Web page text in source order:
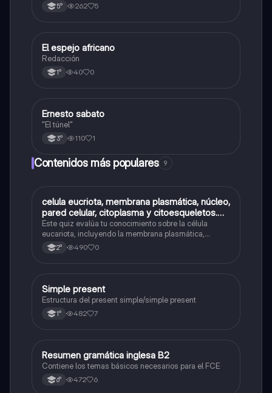
5° 262 5
Lengua
El espejo africano
Redacción
1° 40 0
Lengua
Ernesto sabato
"El túnel"
3° 110 1
Contenidos más populares 9
CBiología
celula eucriota, membrana plasmática, núcleo,
pared celular, citoplasma y citoesqueletos.
nombre se las partes de la celula eucariota
Este quiz evalúa tu conocimiento sobre la célula
eucariota, incluyendo la membrana plasmática,
núcleo, pared celular, citoplasma y citoesqueleto.
2° 490 0
Inglés
Simple present
Estructura del present simple/simple present
1° 482 7
Inglés
Resumen gramática inglesa B2
Contiene los temas básicos necesarios para el FCE
6° 472 6